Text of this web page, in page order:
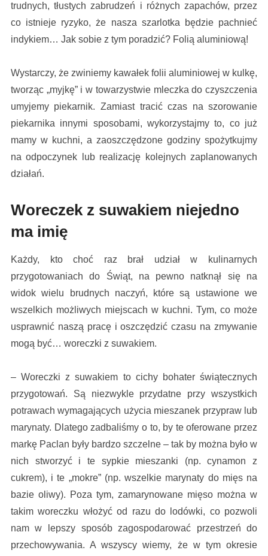
trudnych, tłustych zabrudzeń i różnych zapachów, przez
co istnieje ryzyko, że nasza szarlotka będzie pachnieć
indykiem… Jak sobie z tym poradzić? Folią aluminiową!
Wystarczy, że zwiniemy kawałek folii aluminiowej w kulkę,
tworząc „myjkę” i w towarzystwie mleczka do czyszczenia
umyjemy piekarnik. Zamiast tracić czas na szorowanie
piekarnika innymi sposobami, wykorzystajmy to, co już
mamy w kuchni, a zaoszczędzone godziny spożytkujmy
na odpoczynek lub realizację kolejnych zaplanowanych
działań.
Woreczek z suwakiem niejedno
ma imię
Każdy, kto choć raz brał udział w kulinarnych
przygotowaniach do Świąt, na pewno natknął się na
widok wielu brudnych naczyń, które są ustawione we
wszelkich możliwych miejscach w kuchni. Tym, co może
usprawnić naszą pracę i oszczędzić czasu na zmywanie
mogą być… woreczki z suwakiem.
– Woreczki z suwakiem to cichy bohater świątecznych
przygotowań. Są niezwykle przydatne przy wszystkich
potrawach wymagających użycia mieszanek przypraw lub
marynaty. Dlatego zadbaliśmy o to, by te oferowane przez
markę Paclan były bardzo szczelne – tak by można było w
nich stworzyć i te sypkie mieszanki (np. cynamon z
cukrem), i te „mokre” (np. wszelkie marynaty do mięs na
bazie oliwy). Poza tym, zamarynowane mięso można w
takim woreczku włożyć od razu do lodówki, co pozwoli
nam w lepszy sposób zagospodarować przestrzeń do
przechowywania. A wszyscy wiemy, że w tym okresie